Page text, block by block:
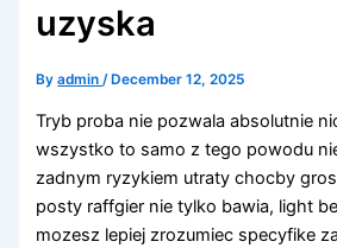
uzyska
Byadmin/December 12, 2025
Tryb proba nie pozwala absolutnie
wszystko to samo z tego powodu
zadnym ryzykiem utraty chocby
posty raffgier nie tylko bawia, light
mozesz lepiej zrozumiec specyfike